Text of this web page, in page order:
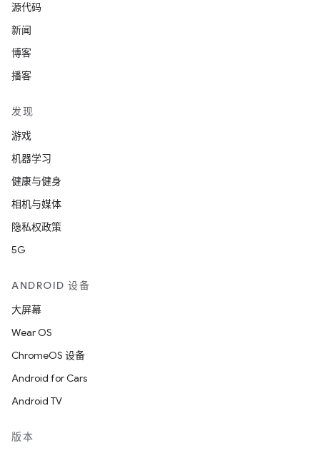
源代码
新闻
博客
播客
发现
游戏
机器学习
健康与健身
相机与媒体
隐私权政策
5G
ANDROID 设备
大屏幕
Wear OS
ChromeOS 设备
Android for Cars
Android TV
版本